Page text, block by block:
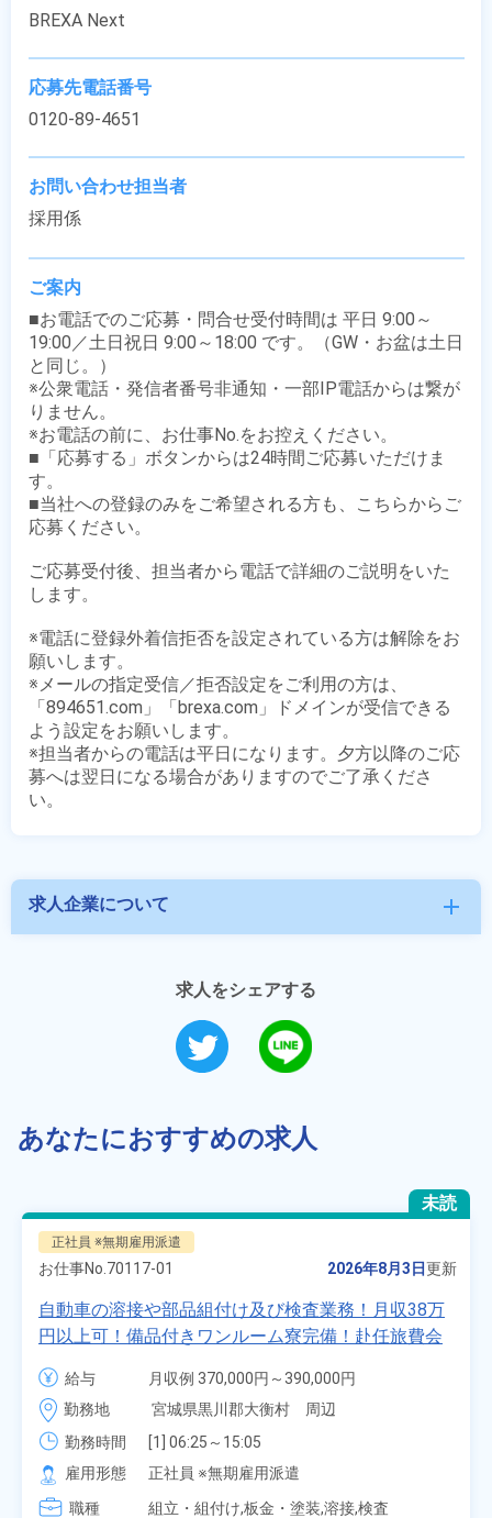
BREXA Next
応募先電話番号
0120-89-4651
お問い合わせ担当者
採用係
ご案内
■お電話でのご応募・問合せ受付時間は 平日 9:00～
19:00／土日祝日 9:00～18:00 です。（GW・お盆は土日
と同じ。）
※公衆電話・発信者番号非通知・一部IP電話からは繋が
りません。
※お電話の前に、お仕事No.をお控えください。
■「応募する」ボタンからは24時間ご応募いただけま
す。
■当社への登録のみをご希望される方も、こちらからご
応募ください。
ご応募受付後、担当者から電話で詳細のご説明をいた
します。
※電話に登録外着信拒否を設定されている方は解除をお
願いします。
※メールの指定受信／拒否設定をご利用の方は、
「894651.com」「brexa.com」ドメインが受信できる
よう設定をお願いします。
※担当者からの電話は平日になります。夕方以降のご応
募へは翌日になる場合がありますのでご了承くださ
求人企業について add
求人をシェアする
あなたにおすすめの求人
未読
正社員 ※無期雇用派遣
お仕事No. 70117-01 2026年8月3日更新
自動車の溶接や部品組付け及び検査業務！月収38万
円以上可！備品付きワンルーム寮完備！赴任旅費会
社負担★人気の土日休み！昇給＆業績賞与あり！
車・バイク通勤可！無料駐車場あり！カップルでの
応募OK★《宮城県大衡村》
給与
月収例 370,000円～390,000円
時給 1,700円～1,700円
勤務地
宮城県黒川郡大衡村　周辺
勤務時間
[1] 06:25～15:05
[2] 16:00～00:40
[3] 16:30～01:10
[4] 08:00～16:40
雇用形態
正社員 ※無期雇用派遣
職種
組立・組付け,板金・塗装,溶接,検査